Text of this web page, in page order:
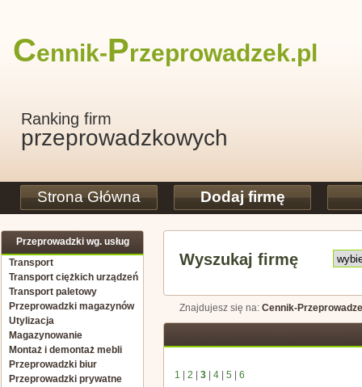
Cennik-Przeprowadzek.pl
Ranking firm
przeprowadzkowych
Strona Główna Dodaj firmę
Przeprowadzki wg. usług
Transport
Transport ciężkich urządzeń
Transport paletowy
Przeprowadzki magazynów
Utylizacja
Magazynowanie
Montaż i demontaż mebli
Przeprowadzki biur
Przeprowadzki prywatne
Wyszukaj firmę
Znajdujesz się na: Cennik-
1 2 3 4 5 6